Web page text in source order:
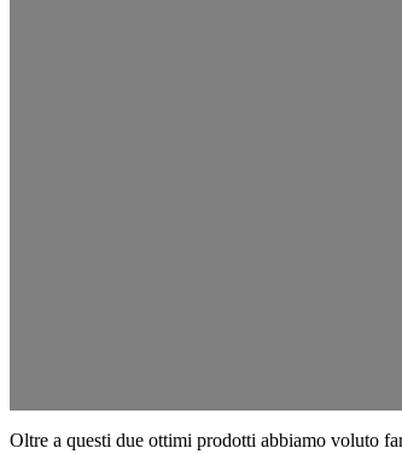
Oltre a questi due ottimi prodotti abbiamo voluto